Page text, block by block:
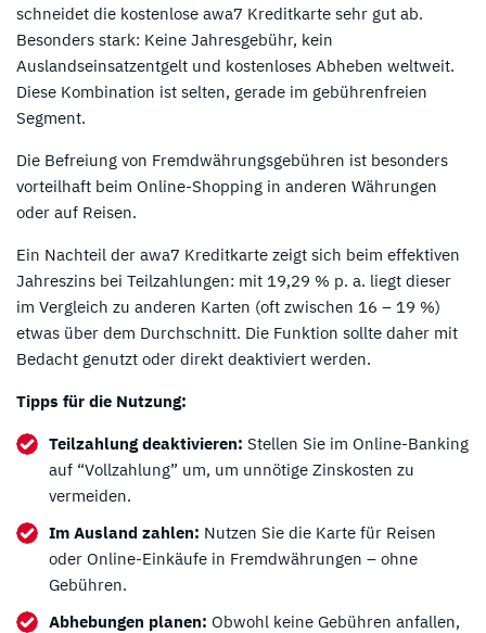
schneidet die kostenlose awa7 Kreditkarte sehr gut ab.
Besonders stark: Keine Jahresgebühr, kein
Auslandseinsatzentgelt und kostenloses Abheben weltweit.
Diese Kombination ist selten, gerade im gebührenfreien
Segment.
Die Befreiung von Fremdwährungsgebühren ist besonders
vorteilhaft beim Online-Shopping in anderen Währungen
oder auf Reisen.
Ein Nachteil der awa7 Kreditkarte zeigt sich beim effektiven
Jahreszins bei Teilzahlungen: mit 19,29 % p. a. liegt dieser
im Vergleich zu anderen Karten (oft zwischen 16 – 19 %)
etwas über dem Durchschnitt. Die Funktion sollte daher mit
Bedacht genutzt oder direkt deaktiviert werden.
Tipps für die Nutzung:
Teilzahlung deaktivieren: Stellen Sie im Online-Banking
auf “Vollzahlung” um, um unnötige Zinskosten zu
vermeiden.
Im Ausland zahlen: Nutzen Sie die Karte für Reisen
oder Online-Einkäufe in Fremdwährungen – ohne
Gebühren.
Abhebungen planen: Obwohl keine Gebühren anfallen,